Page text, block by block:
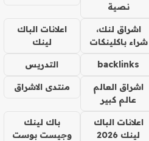
نصية
اشراق لنك،
شراء باكلينكات
اعلانات الباك
لينك
backlinks التدريس
اشراق العالم
عالم كبير
منتدى الاشراق
اعلانات الباك
لينك 2026
باك لينك
وجيست بوست